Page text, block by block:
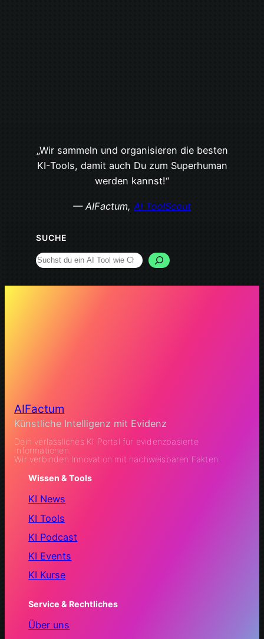
„Wir sammeln und organisieren die besten
KI-Tools, damit auch Du zum Superhuman
werden kannst!“
— AIFactum, AI ToolScout
SUCHE
Search
AIFactum
Künstliche Intelligenz mit Evidenz
Dein verlässliches KI Portal für evidenzbasierte
Informationen.
Wir verbinden Innovation mit nachweisbaren Fakten.
Wissen & Tools
KI News
KI Tools
KI Podcast
KI Events
KI Kurse
Service & Rechtliches
Über uns